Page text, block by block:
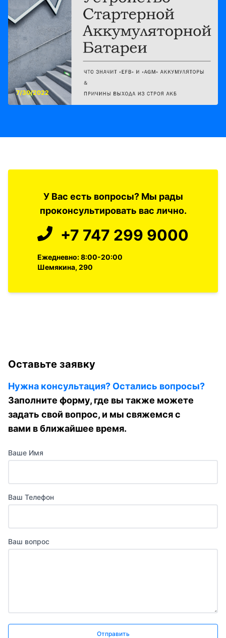
7/30/2022
У Вас есть вопросы? Мы рады
проконсультировать вас лично.
+7 747 299 9000
Ежедневно: 8:00-20:00
Шемякина, 290
Оставьте заявку
Нужна консультация? Остались вопросы?
Заполните форму, где вы также можете
задать свой вопрос, и мы свяжемся с
вами в ближайшее время.
Ваше Имя
Ваш Телефон
Ваш вопрос
Отправить